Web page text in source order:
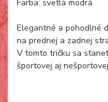
Farba: svetlá modrá
Elegantné a pohodlné
na prednej a zadnej
V tomto tričku sa
športovej aj